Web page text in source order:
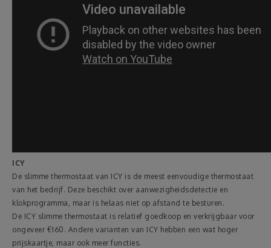
ICY
De slimme thermostaat van ICY is de meest eenvoudige thermostaat
van het bedrijf. Deze beschikt over aanwezigheidsdetectie en
klokprogramma, maar is helaas niet op afstand te besturen.
De ICY slimme thermostaat is relatief goedkoop en verkrijgbaar voor
ongeveer €160. Andere varianten van ICY hebben een wat hoger
prijskaartje, maar ook meer functies.